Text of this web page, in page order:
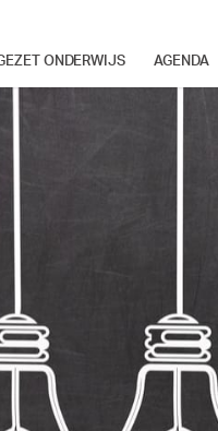
ONDERWIJS AGENDA